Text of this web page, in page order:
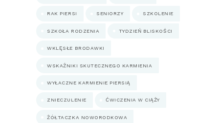
RAK PIERSI SENIORZY SZKOLENIE
SZKOŁA RODZENIA TYDZIEŃ BLISKOŚCI
WKLĘSŁE BRODAWKI
WSKAŹNIKI SKUTECZNEGO KARMIENIA
WYŁACZNE KARMIENIE PIERSIĄ
ZNIECZULENIE ĆWICZENIA W CIĄŻY
ŻÓŁTACZKA NOWORODKOWA